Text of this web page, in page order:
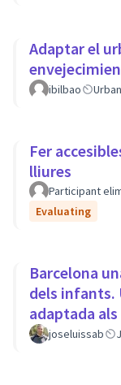
Adaptar el
ibilbao
Fer
lliures
Participant
Evaluating
Barcelona
dels infants.
adaptada
tothom.
joseluissab